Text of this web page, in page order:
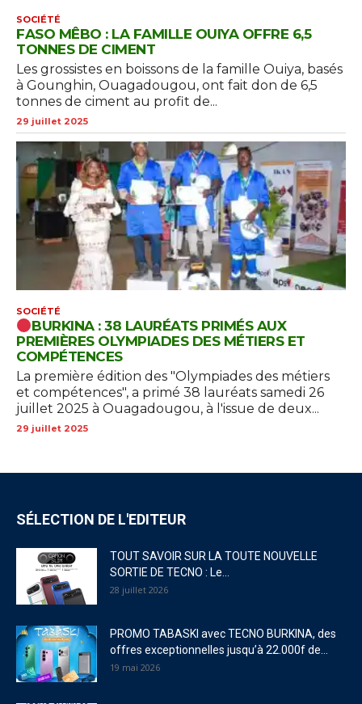
SOCIÉTÉ
FASO MÊBO : LA FAMILLE OUIYA OFFRE 6,5
TONNES DE CIMENT
Les grossistes en boissons de la famille Ouiya, basés
à Gounghin, Ouagadougou, ont fait don de 6,5
tonnes de ciment au profit de...
29 juillet 2025
SOCIÉTÉ
BURKINA : 38 LAURÉATS PRIMÉS AUX
PREMIÈRES OLYMPIADES DES MÉTIERS ET
COMPÉTENCES
La première édition des "Olympiades des métiers
et compétences", a primé 38 lauréats samedi 26
juillet 2025 à Ouagadougou, à l'issue de deux...
29 juillet 2025
SÉLECTION DE L'EDITEUR
TOUT SAVOIR SUR LA TOUTE NOUVELLE
SORTIE DE TECNO : Le...
28 juillet 2026
PROMO TABASKI avec TECNO BURKINA, des
offres exceptionnelles jusqu’à 22.000f de...
19 mai 2026